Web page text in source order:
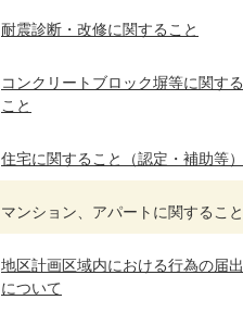
耐震診断・改修に関すること
コンクリートブロック塀等に関する
こと
住宅に関すること（認定・補助等）
マンション、アパートに関すること
地区計画区域内における行為の届出
について